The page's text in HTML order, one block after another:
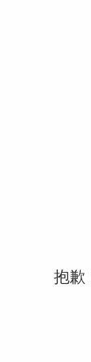
抱歉